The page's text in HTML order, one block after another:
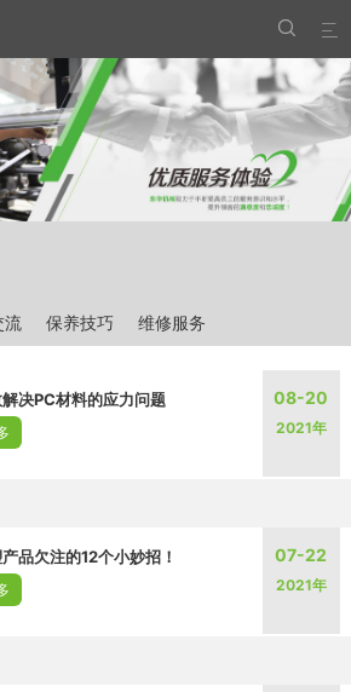


流 保养技巧 维修服务
决PC材料的应力问题 08-20
2021年
品欠注的12个小妙招！ 07-22
2021年